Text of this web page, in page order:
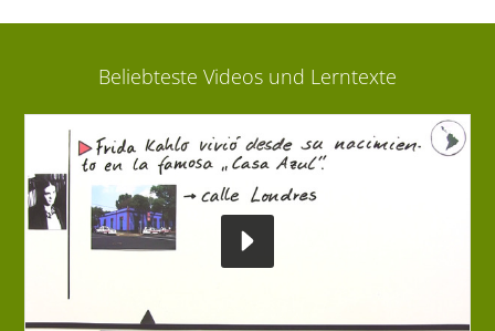
Beliebteste Videos und Lerntexte